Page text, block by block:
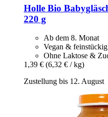
Holle Bio
220 g
Ab dem 8. Monat
Vegan & feinstückig
Ohne Laktose &
1,39 € (6,32 € / kg)
Zustellung bis 12. August